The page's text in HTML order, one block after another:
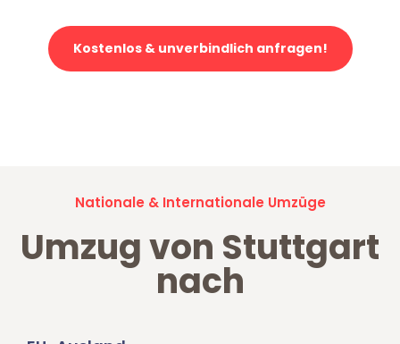
Kostenlos & unverbindlich anfragen!
Nationale & Internationale Umzüge
Umzug von Stuttgart
nach